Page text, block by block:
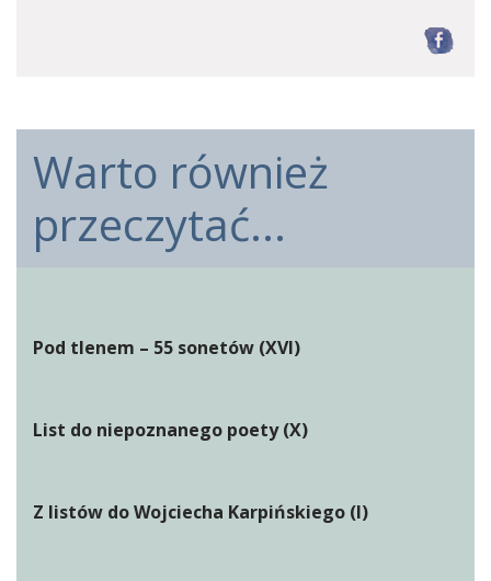
Warto również
przeczytać...
Pod tlenem – 55 sonetów (XVI)
List do niepoznanego poety (X)
Z listów do Wojciecha Karpińskiego (I)